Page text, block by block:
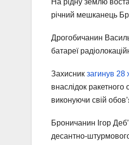
річний мешканець
Дрогобичанин Василь
батареї
Захисник загинув 28
внаслідок
виконуючи свій
Броничанин Ігор
десантно-